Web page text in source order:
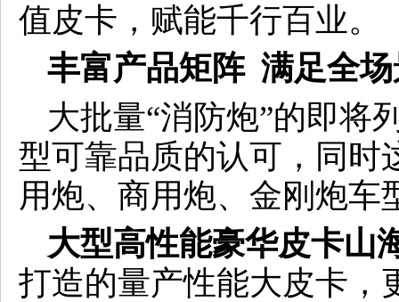
值皮卡，赋能千行百业。
丰富产品矩阵 满足全
大批量“消防炮”的即将
型可靠品质的认可，同时
用炮、商用炮、金刚炮车
大型高性能豪华皮卡山
打造的量产性能大皮卡，